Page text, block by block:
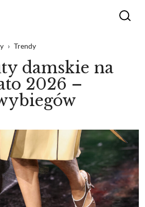
› Trendy
damskie na
2026 –